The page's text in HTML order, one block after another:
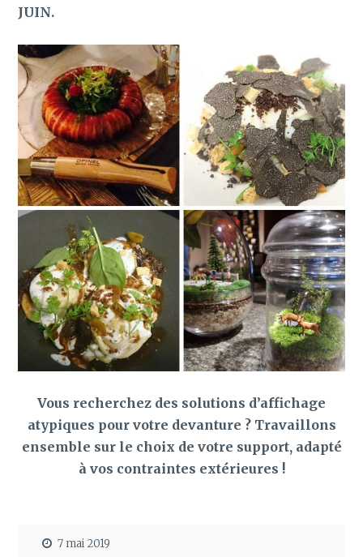
JUIN.
Vous recherchez des solutions d’affichage
atypiques pour votre devanture ? Travaillons
ensemble sur le choix de votre support, adapté
à vos contraintes extérieures !
7 mai 2019